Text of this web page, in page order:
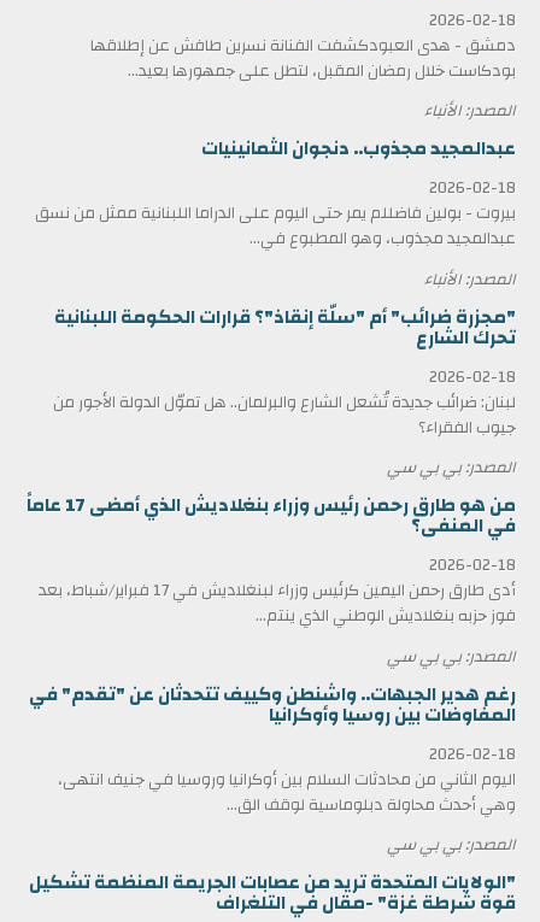
2026-02-18
دمشق - هدى العبودكشفت الفنانة نسرين طافش عن إطلاقها
بودكاست خلال رمضان المقبل، لتطل على جمهورها بعيد...
المصدر: الأنباء
عبدالمجيد مجذوب.. دنجوان الثمانينيات
2026-02-18
بيروت - بولين فاضللم يمر حتى اليوم على الدراما اللبنانية ممثل من نسق
عبدالمجيد مجذوب، وهو المطبوع في...
المصدر: الأنباء
"مجزرة ضرائب" أم "سلّة إنقاذ"؟ قرارات الحكومة اللبنانية
تحرك الشارع
2026-02-18
لبنان: ضرائب جديدة تُشعل الشارع والبرلمان.. هل تموّل الدولة الأجور من
جيوب الفقراء؟
المصدر: بي بي سي
من هو طارق رحمن رئيس وزراء بنغلاديش الذي أمضى 17 عاماً
في المنفى؟
2026-02-18
أدى طارق رحمن اليمين كرئيس وزراء لبنغلاديش في 17 فبراير/شباط، بعد
فوز حزبه بنغلاديش الوطني الذي ينتم...
المصدر: بي بي سي
رغم هدير الجبهات.. واشنطن وكييف تتحدثان عن "تقدم" في
المفاوضات بين روسيا وأوكرانيا
2026-02-18
اليوم الثاني من محادثات السلام بين أوكرانيا وروسيا في جنيف انتهى،
وهي أحدث محاولة دبلوماسية لوقف الق...
المصدر: بي بي سي
"الولايات المتحدة تريد من عصابات الجريمة المنظمة تشكيل
قوة شرطة غزة" -مقال في التلغراف